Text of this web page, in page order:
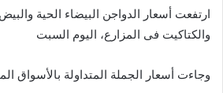
ارتفعت أسعار الدواجن البيضاء الحية
والكتاكيت فى المزارع، اليوم السبت
وجاءت أسعار الجملة المتداولة بالأسواق